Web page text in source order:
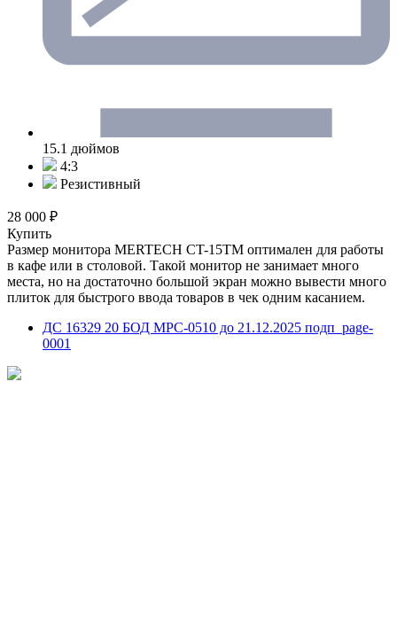
15.1 дюймов
4:3
Резистивный
28 000 ₽
Купить
Размер монитора MERTECH CT-15ТM оптимален для работы
в кафе или в столовой. Такой монитор не занимает много
места, но на достаточно большой экран можно вывести много
плиток для быстрого ввода товаров в чек одним касанием.
ДС 16329 20 БОД МРС-0510 до 21.12.2025 подп_page-
0001